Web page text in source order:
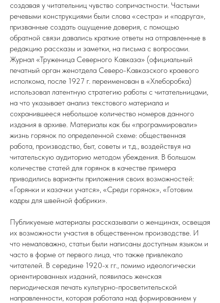
создавая у читательниц чувство сопричастности. Частыми
речевыми конструкциями были слова «сестра» и «подруга»,
призванные создать ощущение доверия, с помощью
обратной связи давались краткие ответы на отправленные в
редакцию рассказы и заметки, на письма с вопросами.
Журнал «Труженица Северного Кавказа» (официальный
печатный орган женотдела Северо-Кавказского краевого
исполкома, после 1927 г. переименован в «Хлеборобка)
использовал латентную стратегию работы с читательницами,
на что указывает анализ текстового материала и
сохранившееся небольшое количество номеров данного
издания в архиве. Материалы как бы «программировали»
жизнь горянок по определенной схеме: общественная
работа, производство, быт, советы и т.д., воздействуя на
читательскую аудиторию методом убеждения. В большом
количестве статей для горянок в качестве примера
приводились варианты приложения своих возможностей:
«Горянки и казачки учатся», «Среди горянок», «Готовим
кадры для швейной фабрики».
Публикуемые материалы рассказывали о женщинах, освещая
их возможности участия в общественном производстве. И
что немаловажно, статьи были написаны доступным языком и
часто в форме от первого лица, что также привлекало
читателей. В середине 1920-х гг., помимо идеологически
ориентированных изданий, появилась женская
периодическая печать культурно-просветительской
направленности, которая работала над формированием у